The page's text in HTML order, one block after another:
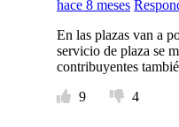
hace 8 meses
En las plazas van a
servicio de plaza se
contribuyentes
9
4